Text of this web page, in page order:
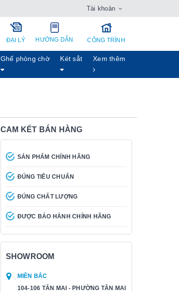
Tài khoản
ĐẠI LÝ HƯỚNG DẪN CÔNG TRÌNH
Ghế phòng chờ Két sẳt Xem thêm
CAM KẾT BÁN HÀNG
SẢN PHẨM CHÍNH HÃNG
ĐÚNG TIÊU CHUẨN
ĐÚNG CHẤT LƯỢNG
ĐƯỢC BẢO HÀNH CHÍNH HÃNG
SHOWROOM
MIỀN BẮC
104-106 TÂN MAI - PHƯỜNG TÂN MAI